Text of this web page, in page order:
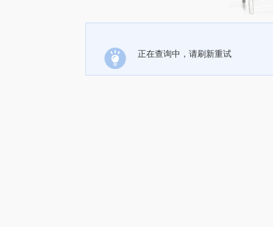
正在查询中，请刷新重试